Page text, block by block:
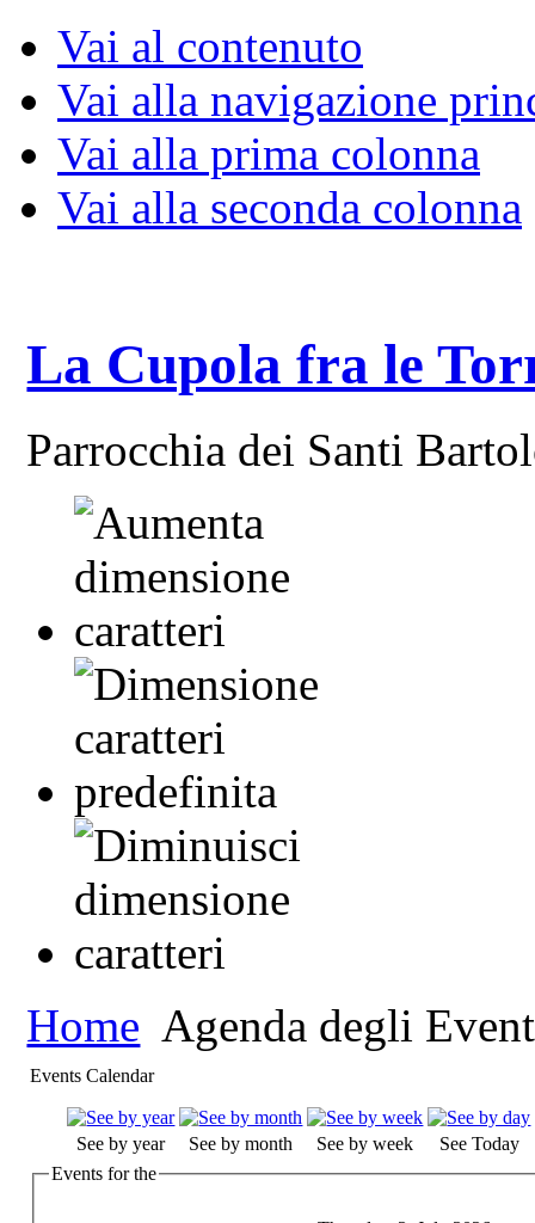
Vai al contenuto
Vai alla navigazione
Vai alla prima colonna
Vai alla seconda colonna
La Cupola fra le
Parrocchia dei Santi
Home Agenda degli
Events Calendar
See by year See by month See by week
See Today
Events for the